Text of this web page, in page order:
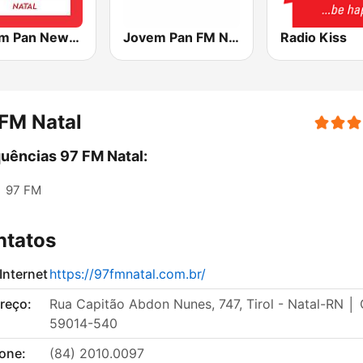
Jovem Pan News FM Natal Jovem Pan FM Natal Radio Kiss
Natal
97 FM Natal:
97 FM
https://97fmnatal.com.br/
Rua Capitão Abdon Nunes, 747, Tirol - Natal-RN │
59014-540
(84) 2010.0097